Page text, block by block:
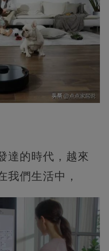
達的時代，越來
我們生活中，